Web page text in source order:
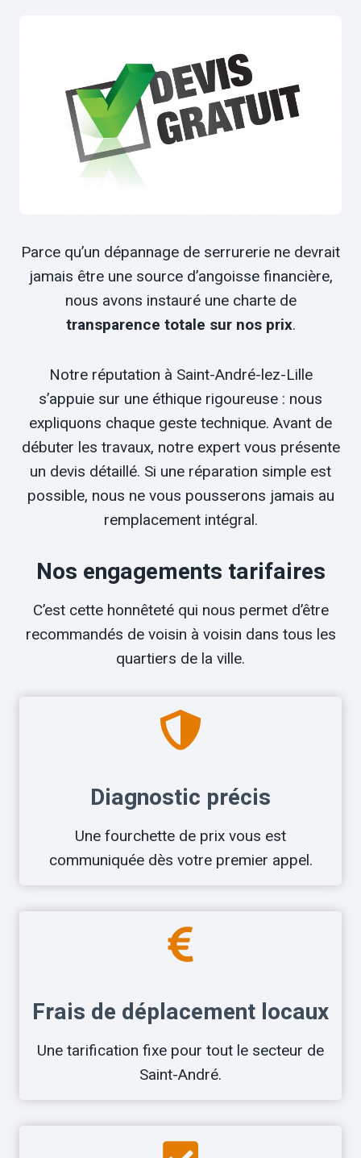
Parce qu’un dépannage de serrurerie ne devrait
jamais être une source d’angoisse financière,
nous avons instauré une charte de
transparence totale sur nos prix.
Notre réputation à Saint-André-lez-Lille
s’appuie sur une éthique rigoureuse : nous
expliquons chaque geste technique. Avant de
débuter les travaux, notre expert vous présente
un devis détaillé. Si une réparation simple est
possible, nous ne vous pousserons jamais au
remplacement intégral.
Nos engagements tarifaires
C’est cette honnêteté qui nous permet d’être
recommandés de voisin à voisin dans tous les
quartiers de la ville.
Diagnostic précis
Une fourchette de prix vous est
communiquée dès votre premier appel.
Frais de déplacement locaux
Une tarification fixe pour tout le secteur de
Saint-André.